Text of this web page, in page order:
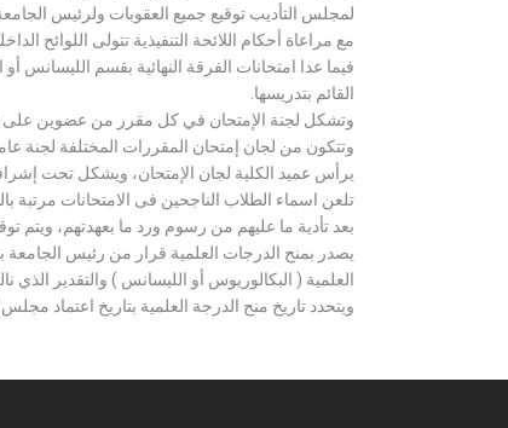
لمجلس التأديب توقيع جميع العقوبات ولرئيس
مع مراعاة أحكام اللائحة التنفيذية تتولى اللوائح
فيما عدا امتحانات الفرقة النهائية بقسم
القائم بتدريسها.
وتشكل لجنة الإمتحان في كل مقرر من عضوين على
وتتكون من لجان إمتحان المقررات المختلفة لجنة
يرأس عميد الكلية لجان الإمتحان، ويشكل تحت إشرافه
تلعن اسماء الطلاب الناجحين فى الامتحانات مرتبة
بعد تأدية ما عليهم من رسوم ورد ما بعهدتهم، ويتم
يصدر بمنح الدرجات العلمية قرار من رئيس
العلمية ( البكالوريوس أو الليسانس ) والتقدير الذي
ويتحدد تاريخ منح الدرجة العلمية بتاريخ اعتماد